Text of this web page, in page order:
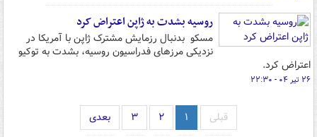
روسیه بشدت به ژاپن اعتراض کرد
مسکو بدنبال رزمایش مشترک ژاپن با آمریکا در
نزدیکی مرزهای فدراسیون روسیه، بشدت به توکیو
اعتراض کرد.
۲۶ تیر ۰۴ - ۲۲:۳۰
قبلی ۱ ۲ ۳ بعدی